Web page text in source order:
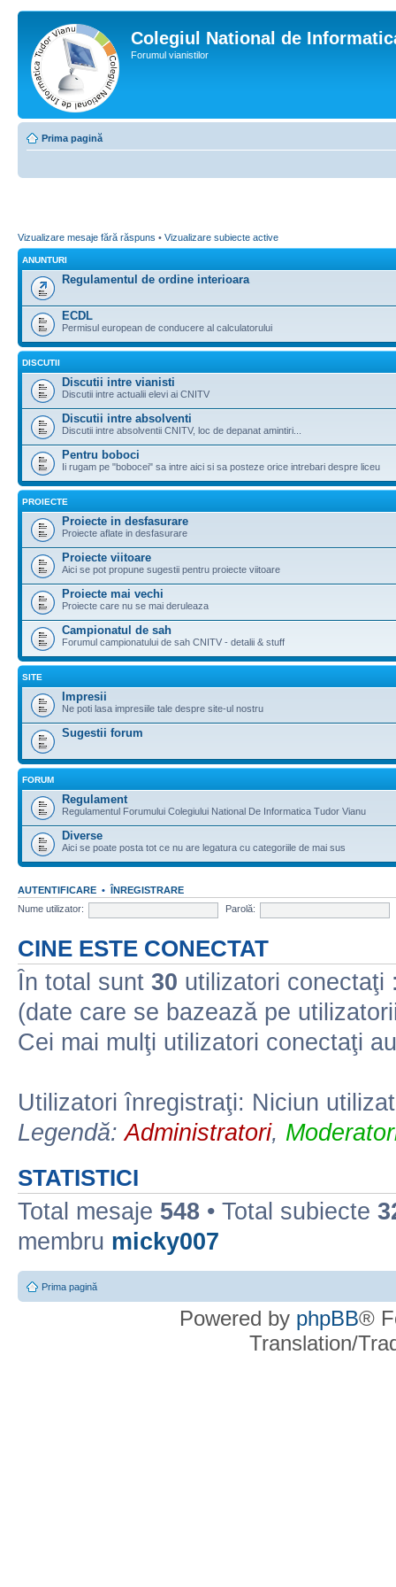
Colegiul National de
Forumul vianistilor
Prima pagină
Vizualizare mesaje fără răspuns • Vizualizare subiecte active
ANUNTURI
Regulamentul de ordine interioara
ECDL
Permisul european de conducere al calculatorului
DISCUTII
Discutii intre vianisti
Discutii intre actualii elevi ai CNITV
Discutii intre absolventi
Discutii intre absolventii CNITV, loc de depanat amintiri...
Pentru boboci
Ii rugam pe "bobocei" sa intre aici si sa posteze orice intrebari despre liceu
PROIECTE
Proiecte in desfasurare
Proiecte aflate in desfasurare
Proiecte viitoare
Aici se pot propune sugestii pentru proiecte viitoare
Proiecte mai vechi
Proiecte care nu se mai deruleaza
Campionatul de sah
Forumul campionatului de sah CNITV - detalii & stuff
SITE
Impresii
Ne poti lasa impresiile tale despre site-ul nostru
Sugestii forum
FORUM
Regulament
Regulamentul Forumului Colegiului National De Informatica Tudor Vianu
Diverse
Aici se poate posta tot ce nu are legatura cu categoriile de mai sus
AUTENTIFICARE • ÎNREGISTRARE
Nume utilizator:
Parolă:
CINE ESTE CONECTAT
În total sunt 30 utilizatori conectaţi
(date care se bazează pe
Cei mai mulţi utilizatori conectaţi
Utilizatori înregistraţi: Niciun
Legendă:Administratori,
STATISTICI
Total mesaje 548 • Total subiecte
membru micky007
Prima pagină
Powered by phpBB®
Translation/